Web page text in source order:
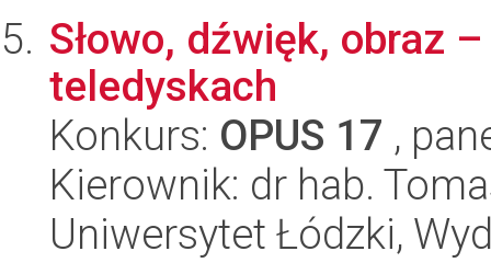
Słowo, dźwięk, obraz
teledyskach
Konkurs: OPUS 17 ,
Kierownik: dr hab.
Uniwersytet Łódzki,